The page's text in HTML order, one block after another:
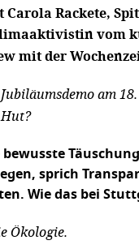
Rackete,
vom
mit der
am
bewusste
sprich
Wie das bei
Ökologie.